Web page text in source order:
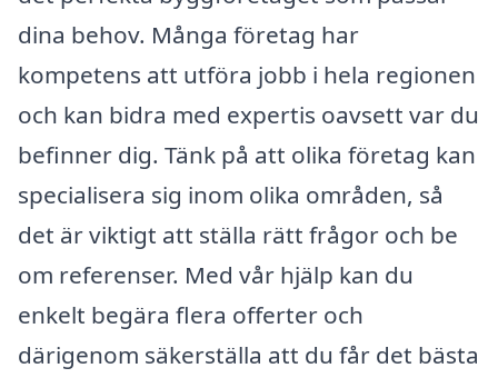
dina behov. Många företag har
kompetens att utföra jobb i hela regionen
och kan bidra med expertis oavsett var du
befinner dig. Tänk på att olika företag kan
specialisera sig inom olika områden, så
det är viktigt att ställa rätt frågor och be
om referenser. Med vår hjälp kan du
enkelt begära flera offerter och
därigenom säkerställa att du får det bästa